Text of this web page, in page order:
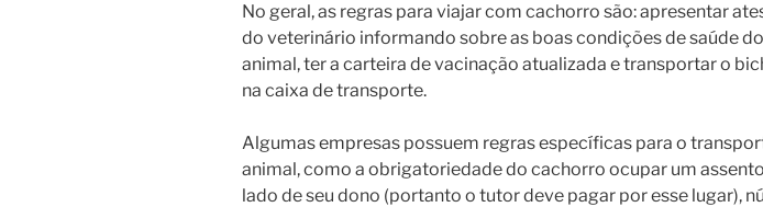
No geral, as regras para viajar com cachorro são: apresentar
do veterinário informando sobre as boas condições de saúde do
animal, ter a carteira de vacinação atualizada e transportar o
na caixa de transporte.
Algumas empresas possuem regras específicas para o
animal, como a obrigatoriedade do cachorro ocupar um
lado de seu dono (portanto o tutor deve pagar por esse lugar),